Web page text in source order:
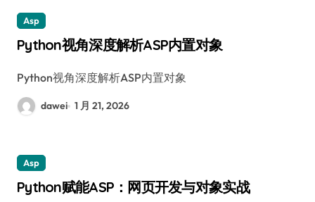
Asp
Python视角深度解析ASP内置对象
Python视角深度解析ASP内置对象
dawei 1 月 21, 2026
Asp
Python赋能ASP：网页开发与对象实战